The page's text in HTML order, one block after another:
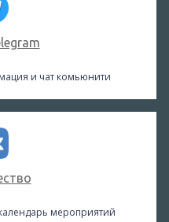
и чат комьюнити
мероприятий